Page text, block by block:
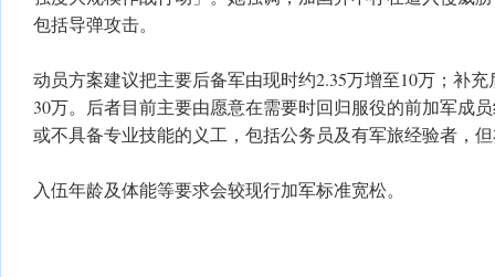
包括导弹攻击。
动员方案建议把主要后备军由现时约2.35万增至10万；补
30万。后者目前主要由愿意在需要时回归服役的前加军成
或不具备专业技能的义工，包括公务员及有军旅经验者，
入伍年龄及体能等要求会较现行加军标准宽松。